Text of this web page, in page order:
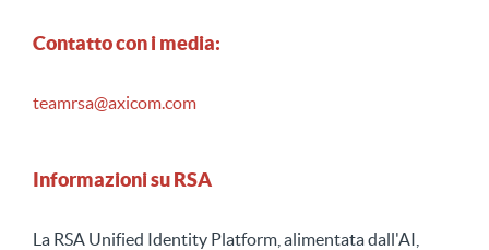
Contatto con i media:
teamrsa@axicom.com
Informazioni su RSA
La RSA Unified Identity Platform, alimentata dall'AI,